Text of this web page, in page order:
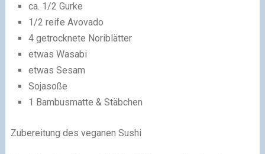
ca. 1/2 Gurke
1/2 reife Avovado
4 getrocknete Noriblätter
etwas Wasabi
etwas Sesam
Sojasoße
1 Bambusmatte & Stäbchen
Zubereitung des veganen Sushi